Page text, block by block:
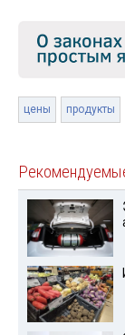
цены продукты